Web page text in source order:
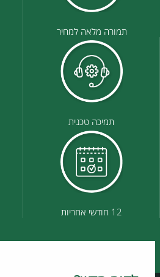
תמורה מלאה למחיר
תמיכה טכנית
12 חודשי אחריות